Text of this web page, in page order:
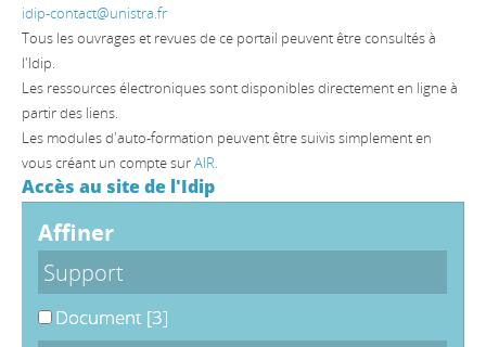
idip-contact@unistra.fr
Tous les ouvrages et revues de ce portail peuvent être consultés à
l'Idip.
Les ressources électroniques sont disponibles directement en ligne à
partir des liens.
Les modules d'auto-formation peuvent être suivis simplement en
vous créant un compte surAIR.
Accès au site de l'Idip
affiner
Support
Document [3]